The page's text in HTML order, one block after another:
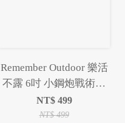
Remember Outdoor 樂活
不露 6吋 小鋼炮戰術風
扇 IF-601 S/G 吊掛扇 桌
扇 循環扇 風扇 露營
NT$ 499
NT$499